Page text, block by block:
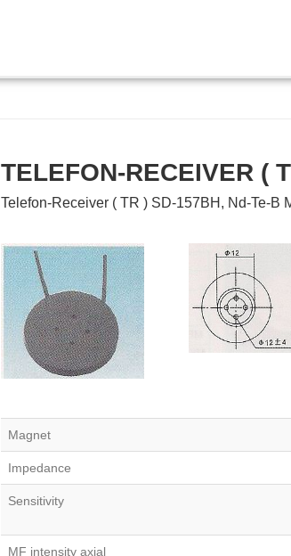
TELEFON-RECEIVER (
Telefon-Receiver ( TR ) SD-157BH, Nd-Te-B
Magnet
Impedance
Sensitivity
MF intensity axial